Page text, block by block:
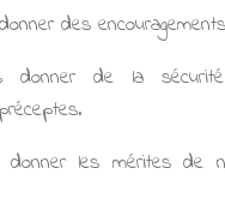
des
donner de la
donner les mérites de